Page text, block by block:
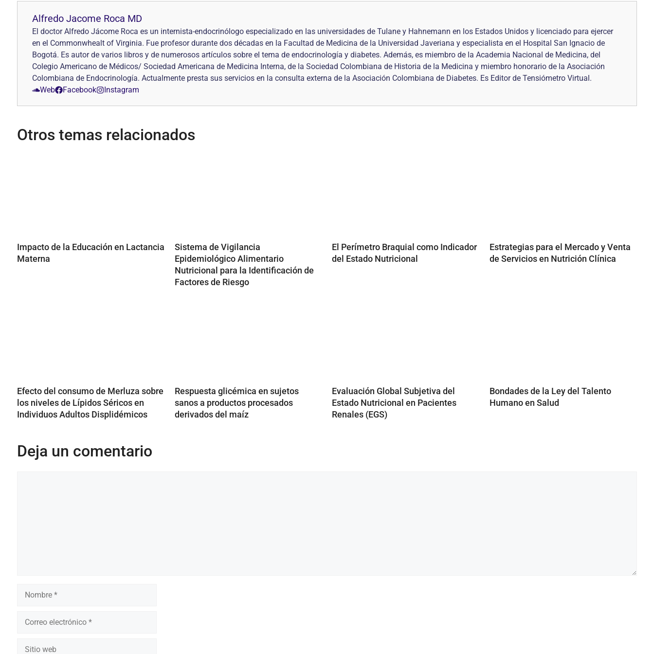
Alfredo Jacome Roca MD
El doctor Alfredo Jácome Roca es un internista-endocrinólogo especializado en las universidades de Tulane y Hahnemann en los Estados Unidos y licenciado para ejercer
en el Commonwhealt of Virginia. Fue profesor durante dos décadas en la Facultad de Medicina de la Universidad Javeriana y especialista en el Hospital San Ignacio de
Bogotá. Es autor de varios libros y de numerosos artículos sobre el tema de endocrinología y diabetes. Además, es miembro de la Academia Nacional de Medicina, del
Colegio Americano de Médicos/ Sociedad Americana de Medicina Interna, de la Sociedad Colombiana de Historia de la Medicina y miembro honorario de la Asociación
Colombiana de Endocrinología. Actualmente presta sus servicios en la consulta externa de la Asociación Colombiana de Diabetes. Es Editor de Tensiómetro Virtual.
Web
Facebook Instagram
Otros temas relacionados
Impacto de la Educación en Lactancia
Materna
Sistema de Vigilancia
Epidemiológico Alimentario
Nutricional para la Identificación de
Factores de Riesgo
El Perímetro Braquial como Indicador
del Estado Nutricional
Estrategias para el Mercado y Venta
de Servicios en Nutrición Clínica
Efecto del consumo de Merluza sobre
los niveles de Lípidos Séricos en
Individuos Adultos Displidémicos
Respuesta glicémica en sujetos
sanos a productos procesados
derivados del maíz
Evaluación Global Subjetiva del
Estado Nutricional en Pacientes
Renales (EGS)
Bondades de la Ley del Talento
Humano en Salud
Deja un comentario
electrónico